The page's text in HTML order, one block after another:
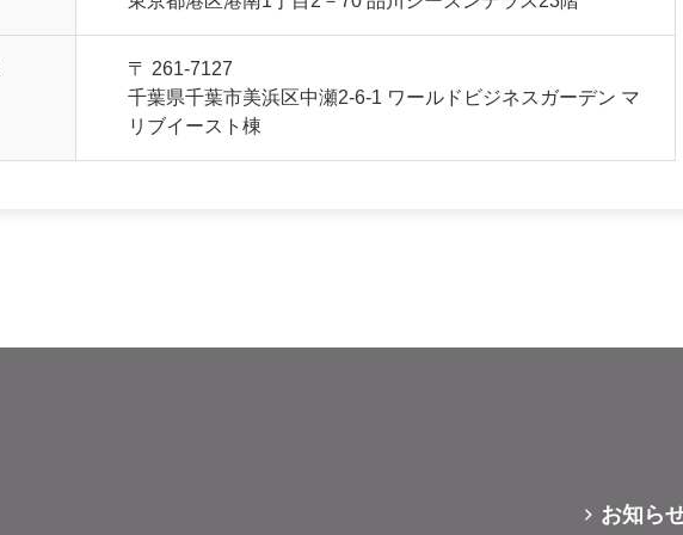
〒 261-7127
千葉県千葉市美浜区中瀬2-6-1 ワールドビジネスガーデン マ
リブイースト棟
お知ら